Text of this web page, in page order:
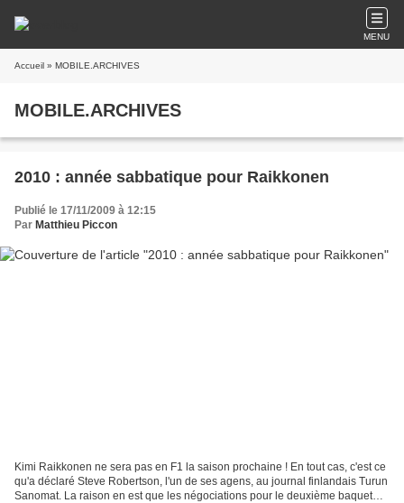
MENU
Accueil » MOBILE.ARCHIVES
MOBILE.ARCHIVES
2010 : année sabbatique pour Raikkonen
Publié le 17/11/2009 à 12:15
Par Matthieu Piccon
Kimi Raikkonen ne sera pas en F1 la saison prochaine ! En tout cas, c'est ce
qu'a déclaré Steve Robertson, l'un de ses agens, au journal finlandais Turun
Sanomat. La raison en est que les négociations pour le deuxième baquet